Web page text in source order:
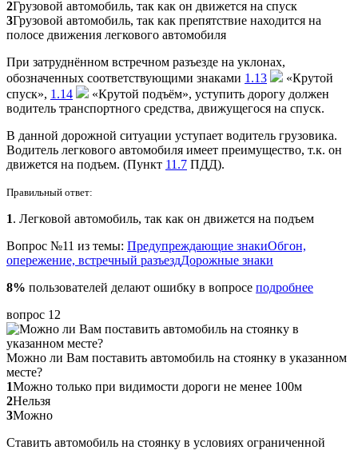
2Грузовой автомобиль, так как он движется на спуск
3Грузовой автомобиль, так как препятствие находится на
полосе движения легкового автомобиля
При затруднённом встречном разъезде на уклонах,
обозначенных соответствующими знаками 1.13
«Крутой
спуск», 1.14
«Крутой подъём», уступить дорогу должен
водитель транспортного средства, движущегося на спуск.
В данной дорожной ситуации уступает водитель грузовика.
Водитель легкового автомобиля имеет преимущество, т.к. он
движется на подъем. (Пункт 11.7 ПДД).
Правильный ответ:
1. Легковой автомобиль, так как он движется на подъем
Вопрос №11 из темы: Предупреждающие знакиОбгон,
опережение, встречный разъездДорожные знаки
8% пользователей делают ошибку в вопросе подробнее
вопрос 12
Можно ли Вам поставить автомобиль на стоянку в указанном
месте?
1Можно только при видимости дороги не менее 100м
2Нельзя
3Можно
Ставить автомобиль на стоянку в условиях ограниченной